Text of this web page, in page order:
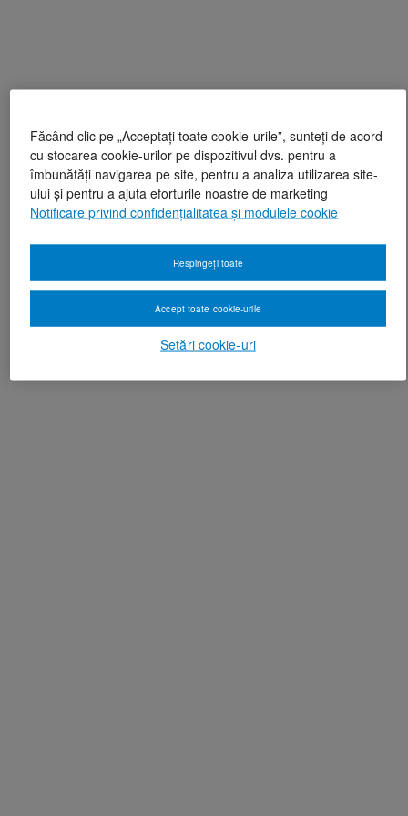
Făcând clic pe „Acceptați toate cookie-urile”, sunteți de acord
cu stocarea cookie-urilor pe dispozitivul dvs. pentru a
îmbunătăți navigarea pe site, pentru a analiza utilizarea site-
ului și pentru a ajuta eforturile noastre de marketing
Notificare privind confidențialitatea și modulele cookie
Setări cookie-uri
Respingeți toate
Accept toate cookie-urile